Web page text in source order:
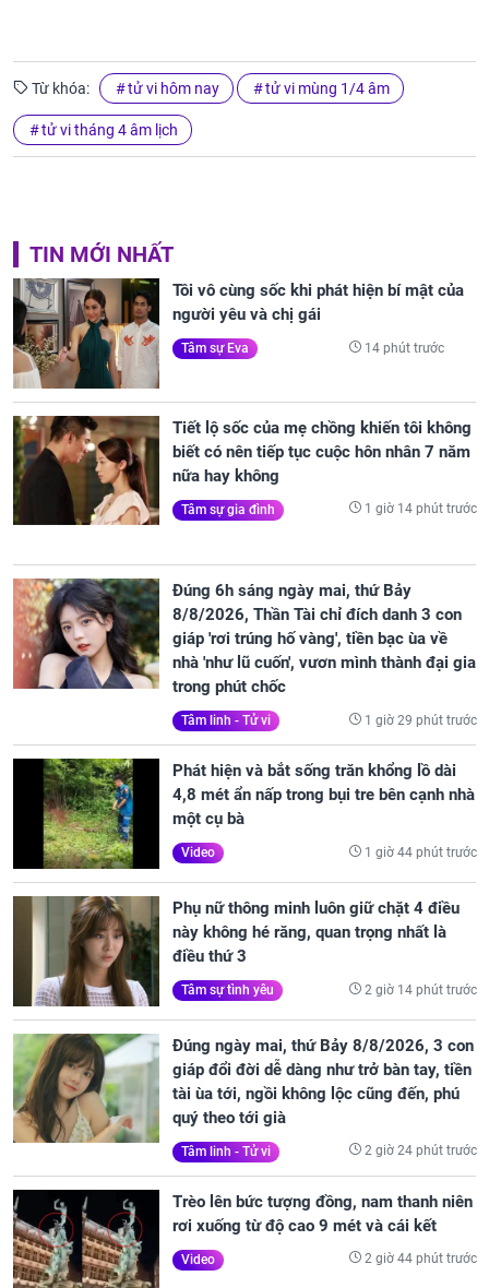
Từ khóa: tử vi hôm nay tử vi mùng 1/4 âm
tử vi tháng 4 âm lịch
TIN MỚI NHẤT
Tôi vô cùng sốc khi phát hiện bí mật của
người yêu và chị gái
Tâm sự Eva 14 phút trước
Tiết lộ sốc của mẹ chồng khiến tôi không
biết có nên tiếp tục cuộc hôn nhân 7 năm
nữa hay không
Tâm sự gia đình 1 giờ 14 phút trước
Đúng 6h sáng ngày mai, thứ Bảy
8/8/2026, Thần Tài chỉ đích danh 3 con
giáp 'rơi trúng hố vàng', tiền bạc ùa về
nhà 'như lũ cuốn', vươn mình thành đại gia
trong phút chốc
Tâm linh - Tử vi 1 giờ 29 phút trước
Phát hiện và bắt sống trăn khổng lồ dài
4,8 mét ẩn nấp trong bụi tre bên cạnh nhà
một cụ bà
Video 1 giờ 44 phút trước
Phụ nữ thông minh luôn giữ chặt 4 điều
này không hé răng, quan trọng nhất là
điều thứ 3
Tâm sự tình yêu 2 giờ 14 phút trước
Đúng ngày mai, thứ Bảy 8/8/2026, 3 con
giáp đổi đời dễ dàng như trở bàn tay, tiền
tài ùa tới, ngồi không lộc cũng đến, phú
quý theo tới già
Tâm linh - Tử vi 2 giờ 24 phút trước
Trèo lên bức tượng đồng, nam thanh niên
rơi xuống từ độ cao 9 mét và cái kết
Video 2 giờ 44 phút trước